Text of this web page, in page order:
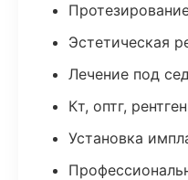
Эстетическая
Лечение под
Кт, оптг, рентген
Установка